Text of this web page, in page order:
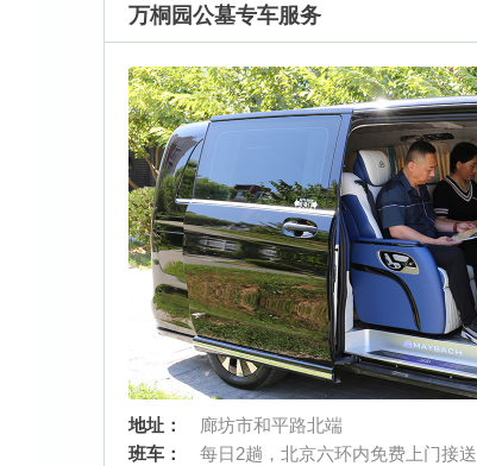
万桐园公墓专车服务
地址：
廊坊市和平路北端
班车：
每日2趟，北京六环内免费上门接送